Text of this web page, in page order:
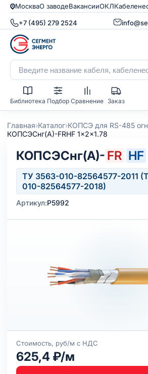
МоскваО заводеВакансииОКЛ
+7 (495) 279 2524
Библиотека Подбор Сравнение Заказ
Главная›Каталог›КОПСЭ для RS-485
КОПСЭСнг(А)-FRHF 1x2x1.78
КОПСЭСнг(А)- FR HF
ТУ 3563-010-82564577-2011
010-82564577-2018)
Артикул:Р5992
Стоимость, руб/м с НДС
625,4 ₽/м